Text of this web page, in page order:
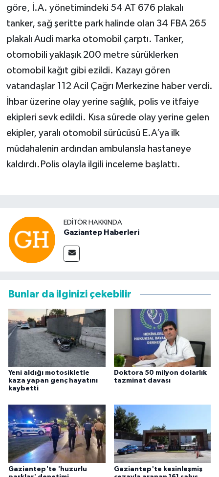
göre, İ.A. yönetimindeki 54 AT 676 plakalı
tanker, sağ şeritte park halinde olan 34 FBA 265
plakalı Audi marka otomobil çarptı. Tanker,
otomobili yaklaşık 200 metre sürüklerken
otomobil kağıt gibi ezildi. Kazayı gören
vatandaşlar 112 Acil Çağrı Merkezine haber verdi.
İhbar üzerine olay yerine sağlık, polis ve itfaiye
ekipleri sevk edildi. Kısa sürede olay yerine gelen
ekipler, yaralı otomobil sürücüsü E.A’ya ilk
müdahalenin ardından ambulansla hastaneye
kaldırdı.Polis olayla ilgili inceleme başlattı.
EDITÖR HAKKINDA
Gaziantep Haberleri
Bunlar da ilginizi çekebilir
Yeni aldığı motosikletle
kaza yapan genç hayatını
kaybetti
Doktora 50 milyon dolarlık
tazminat davası
Gaziantep'te 'huzurlu
Gaziantep'te kesinleşmiş